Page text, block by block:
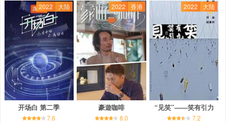
2022 大陆
开场白 第二季
7.6
2022 香港
豪遊咖啡
8.0
2022 大陆
“见笑”——笑有引力
7.2